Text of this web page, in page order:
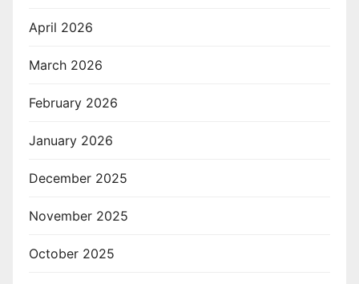
April 2026
March 2026
February 2026
January 2026
December 2025
November 2025
October 2025